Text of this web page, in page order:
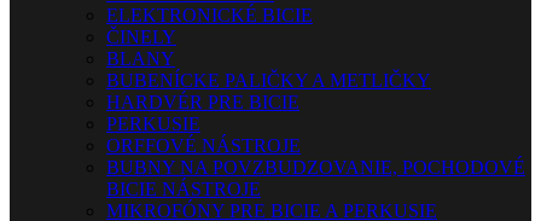
ELEKTRONICKÉ BICIE
ČINELY
BLANY
BUBENÍCKE PALIČKY A METLIČKY
HARDVÉR PRE BICIE
PERKUSIE
ORFFOVÉ NÁSTROJE
BUBNY NA POVZBUDZOVANIE, POCHODOVÉ
BICIE NÁSTROJE
MIKROFÓNY PRE BICIE A PERKUSIE